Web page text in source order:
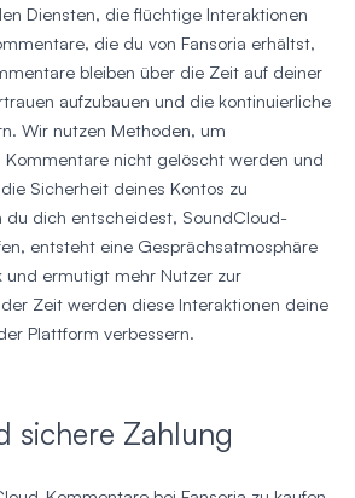
Diensten, die flüchtige Interaktionen
die du von Fansoria erhältst,
bleiben über die Zeit auf deiner
aufzubauen und die kontinuierliche
Wir nutzen Methoden, um
Kommentare nicht gelöscht werden und
Sicherheit deines Kontos zu
du dich entscheidest, SoundCloud-
entsteht eine Gesprächsatmosphäre
und ermutigt mehr Nutzer zur
Zeit werden diese Interaktionen deine
Plattform verbessern.
sichere Zahlung